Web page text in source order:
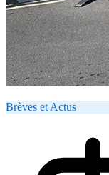
Brèves et Actus